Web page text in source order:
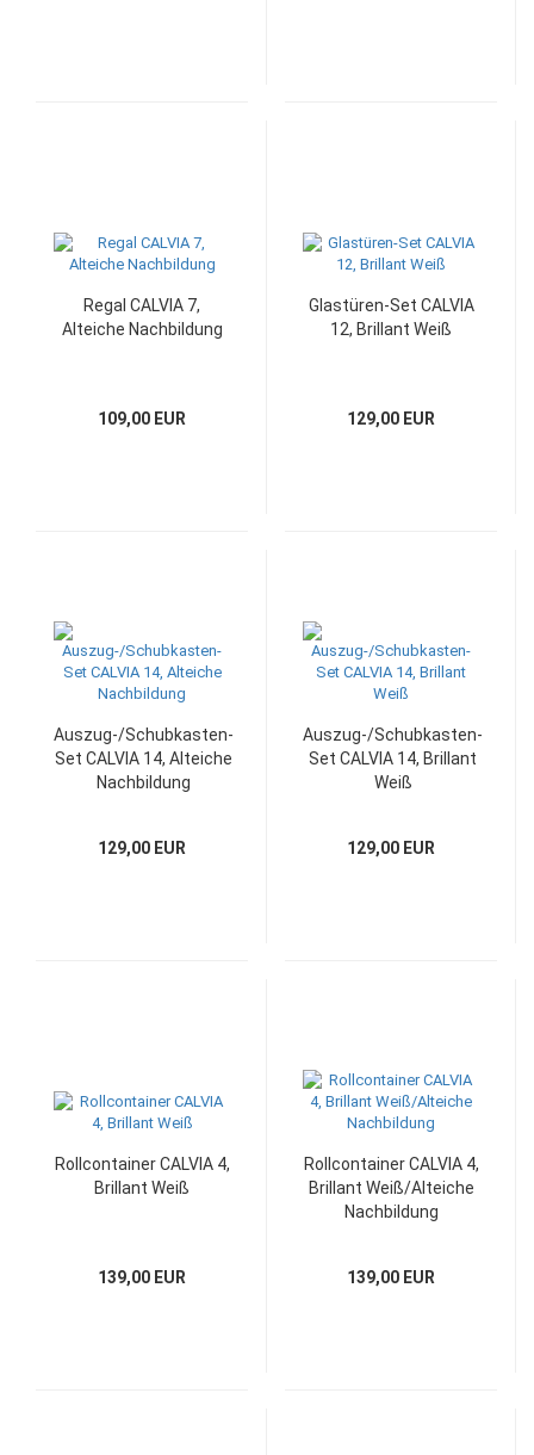
Regal CALVIA 7,
Alteiche Nachbildung
109,00 EUR
Glastüren-Set CALVIA
12, Brillant Weiß
129,00 EUR
Auszug-/Schubkasten-
Set CALVIA 14, Alteiche
Nachbildung
129,00 EUR
Auszug-/Schubkasten-
Set CALVIA 14, Brillant
Weiß
129,00 EUR
Rollcontainer CALVIA 4,
Brillant Weiß
139,00 EUR
Rollcontainer CALVIA 4,
Brillant Weiß/Alteiche
Nachbildung
139,00 EUR